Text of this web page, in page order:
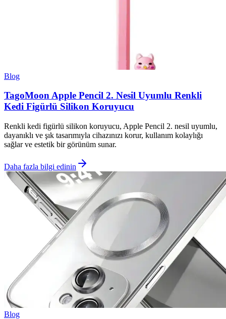
Blog
TagoMoon Apple Pencil 2. Nesil Uyumlu Renkli
Kedi Figürlü Silikon Koruyucu
Renkli kedi figürlü silikon koruyucu, Apple Pencil 2. nesil uyumlu,
dayanıklı ve şık tasarımıyla cihazınızı korur, kullanım kolaylığı
sağlar ve estetik bir görünüm sunar.
Daha fazla bilgi edinin
Blog